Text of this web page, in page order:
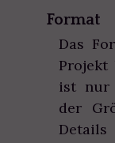
Format
Das
Projekt
ist nur
der